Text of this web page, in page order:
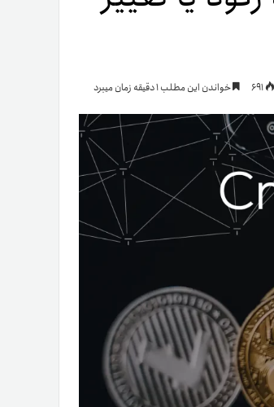
خواندن این مطلب 1 دقیقه زمان میبرد